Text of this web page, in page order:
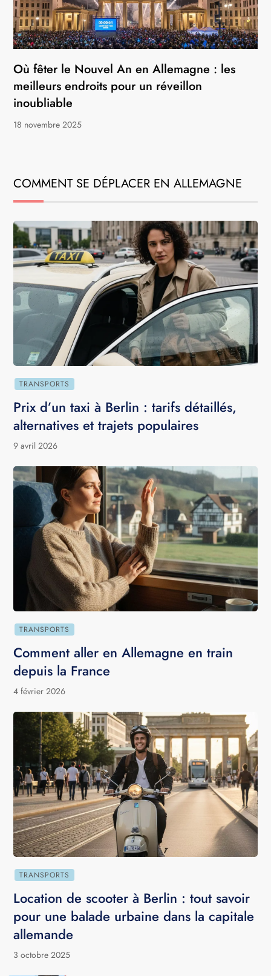
Où fêter le Nouvel An en Allemagne : les
meilleurs endroits pour un réveillon
inoubliable
18 novembre 2025
COMMENT SE DÉPLACER EN ALLEMAGNE
TRANSPORTS
Prix d’un taxi à Berlin : tarifs détaillés,
alternatives et trajets populaires
9 avril 2026
TRANSPORTS
Comment aller en Allemagne en train
depuis la France
4 février 2026
TRANSPORTS
Location de scooter à Berlin : tout savoir
pour une balade urbaine dans la capitale
allemande
3 octobre 2025